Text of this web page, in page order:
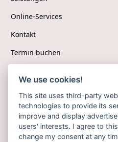
Online-Services
Kontakt
Termin buchen
Facebook
Instagram
We use cookies!
This site uses third-party
technologies to provide its
improve and display
users' interests. I agree to
change my consent at any